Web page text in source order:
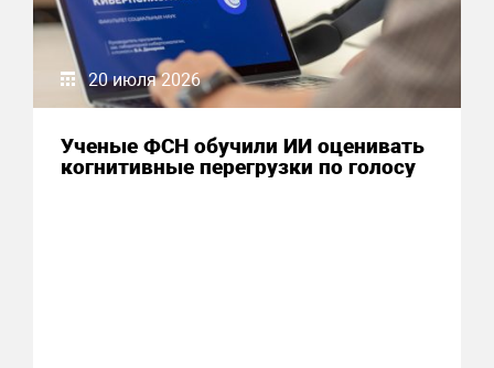
20 июля 2026
Ученые ФСН обучили ИИ оценивать
когнитивные перегрузки по голосу